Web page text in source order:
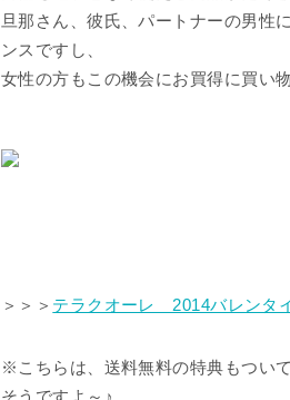
旦那さん、彼氏、パートナーの男性
ンスですし、
女性の方もこの機会にお買得に買い
＞＞＞ テラクオーレ 2014バレンタ
※こちらは、送料無料の特典もつい